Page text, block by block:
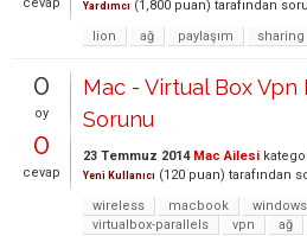
Yardımcı (1,800 puan) tarafından
lion
ağ paylaşım sharing
0
oy
0
cevap
Mac - Virtual Box Vpn
Sorunu
23 Temmuz 2014 Mac Ailesi
Yeni Kullanıcı (120 puan) tarafından
wireless
macbook windows
virtualbox-parallels
vpn ağ